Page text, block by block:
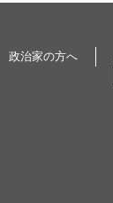
政治家の方へ